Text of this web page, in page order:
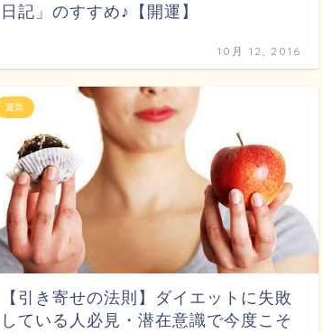
日記」のすすめ♪【開運】
10月 12, 2016
運気
【引き寄せの法則】ダイエットに失敗
している人必見・潜在意識で今度こそ